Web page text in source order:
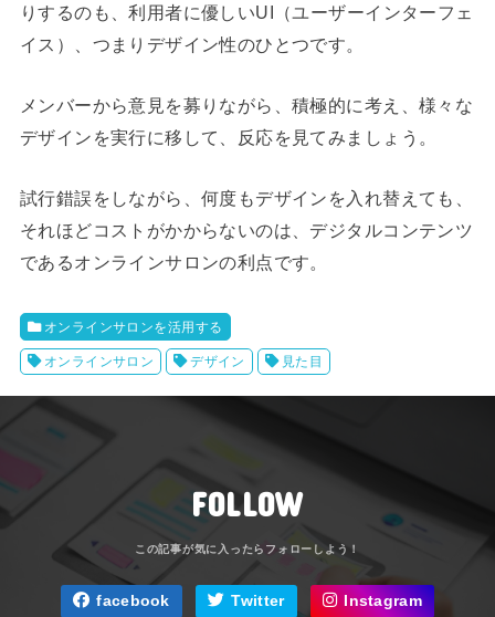
りするのも、利用者に優しいUI（ユーザーインターフェ
イス）、つまりデザイン性のひとつです。
メンバーから意見を募りながら、積極的に考え、様々な
デザインを実行に移して、反応を見てみましょう。
試行錯誤をしながら、何度もデザインを入れ替えても、
それほどコストがかからないのは、デジタルコンテンツ
であるオンラインサロンの利点です。
オンラインサロンを活用する
オンラインサロン デザイン 見た目
FOLLOW
facebook Twitter Instagram